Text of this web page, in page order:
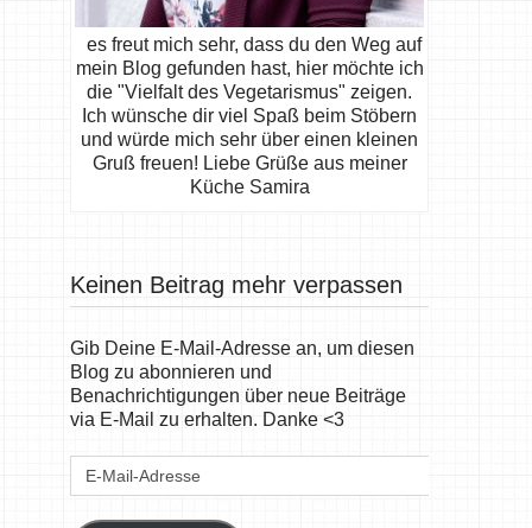
es freut mich sehr, dass du den Weg auf
mein Blog gefunden hast, hier möchte ich
die "Vielfalt des Vegetarismus" zeigen.
Ich wünsche dir viel Spaß beim Stöbern
und würde mich sehr über einen kleinen
Gruß freuen! Liebe Grüße aus meiner
Küche Samira
Keinen Beitrag mehr verpassen
Gib Deine E-Mail-Adresse an, um diesen
Blog zu abonnieren und
Benachrichtigungen über neue Beiträge
via E-Mail zu erhalten. Danke <3
E-